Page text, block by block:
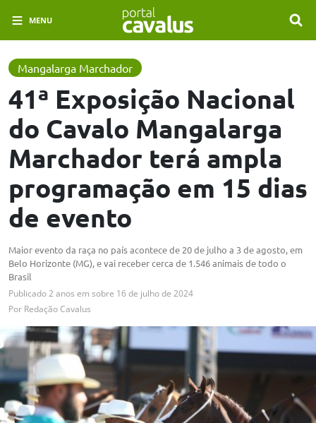
MENU
Mangalarga Marchador
41ª Exposição Nacional
do Cavalo Mangalarga
Marchador terá ampla
programação em 15 dias
de evento
Maior evento da raça no país acontece de 20 de julho a 3 de agosto, em
Belo Horizonte (MG), e vai receber cerca de 1.546 animais de todo o
Brasil
Publicado2 anos em sobre 16 de julho de 2024
Por Redação Cavalus